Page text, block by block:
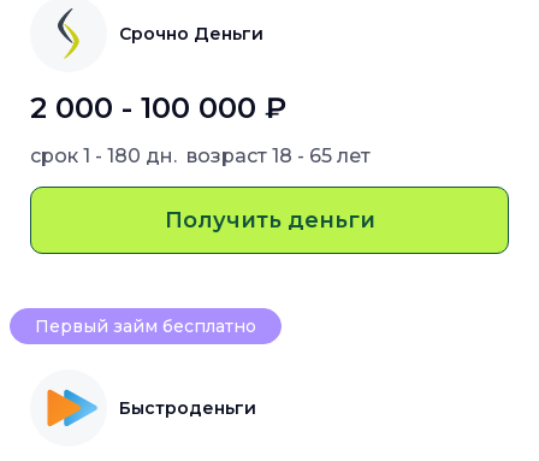
Срочно Деньги
2 000 - 100 000 ₽
срок 1 - 180 дн. возраст 18 - 65 лет
Получить деньги
Первый займ бесплатно
Быстроденьги